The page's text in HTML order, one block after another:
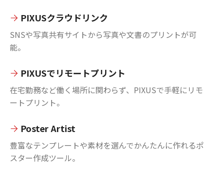
PIXUSクラウドリンク
SNSや写真共有サイトから写真や文書のプリントが可
能。
PIXUSでリモートプリント
在宅勤務など働く場所に関わらず、PIXUSで手軽にリモ
ートプリント。
Poster Artist
豊富なテンプレートや素材を選んでかんたんに作れるポ
スター作成ツール。